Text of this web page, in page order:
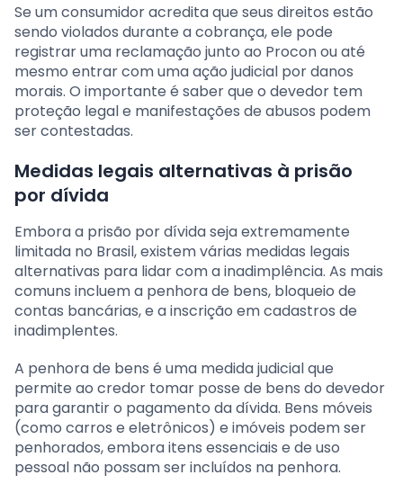
Se um consumidor acredita que seus direitos estão
sendo violados durante a cobrança, ele pode
registrar uma reclamação junto ao Procon ou até
mesmo entrar com uma ação judicial por danos
morais. O importante é saber que o devedor tem
proteção legal e manifestações de abusos podem
ser contestadas.
Medidas legais alternativas à prisão
por dívida
Embora a prisão por dívida seja extremamente
limitada no Brasil, existem várias medidas legais
alternativas para lidar com a inadimplência. As mais
comuns incluem a penhora de bens, bloqueio de
contas bancárias, e a inscrição em cadastros de
inadimplentes.
A penhora de bens é uma medida judicial que
permite ao credor tomar posse de bens do devedor
para garantir o pagamento da dívida. Bens móveis
(como carros e eletrônicos) e imóveis podem ser
penhorados, embora itens essenciais e de uso
pessoal não possam ser incluídos na penhora.